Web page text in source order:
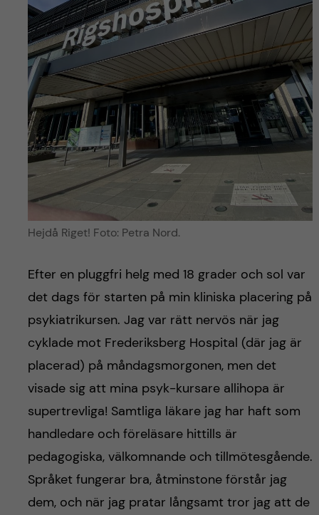
Hejdå Riget! Foto: Petra Nord.
Efter en pluggfri helg med 18 grader och sol var
det dags för starten på min kliniska placering på
psykiatrikursen. Jag var rätt nervös när jag
cyklade mot Frederiksberg Hospital (där jag är
placerad) på måndagsmorgonen, men det
visade sig att mina psyk-kursare allihopa är
supertrevliga! Samtliga läkare jag har haft som
handledare och föreläsare hittills är
pedagogiska, välkomnande och tillmötesgående.
Språket fungerar bra, åtminstone förstår jag
dem, och när jag pratar långsamt tror jag att de